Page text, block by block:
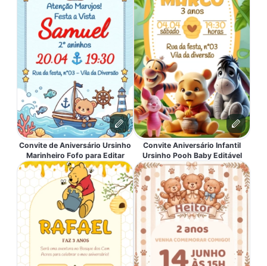
Convite de Aniversário Ursinho
Marinheiro Fofo para Editar
Convite Aniversário Infantil
Ursinho Pooh Baby Editável